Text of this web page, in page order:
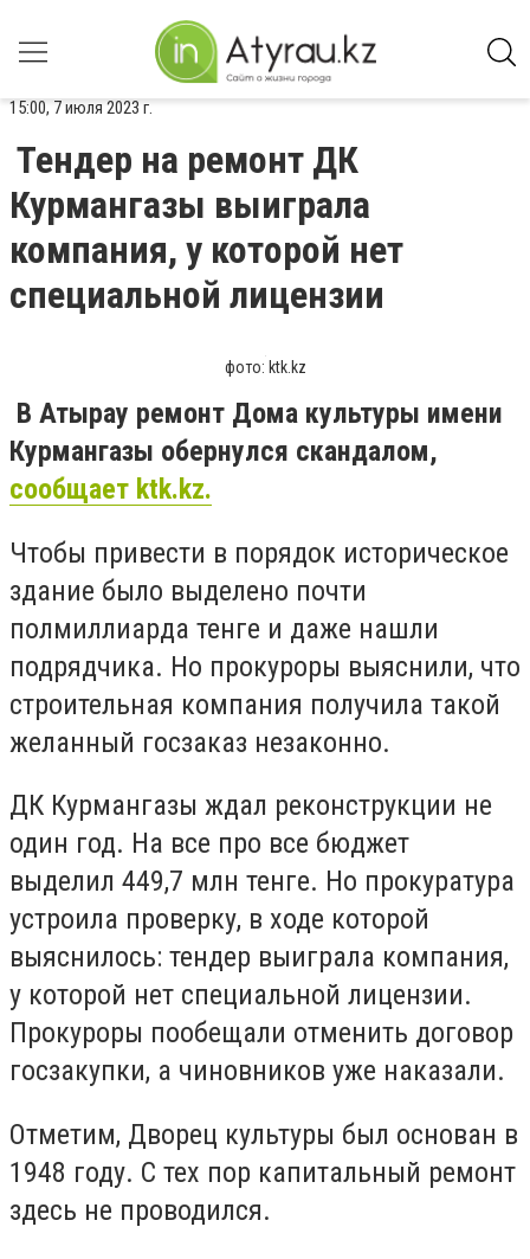
15:00, 7 июля 2023 г.
Тендер на ремонт ДК
Курмангазы выиграла
компания, у которой нет
специальной лицензии
фото: ktk.kz
В Атырау ремонт Дома культуры имени
Курмангазы обернулся скандалом,
сообщает ktk.kz.
Чтобы привести в порядок историческое
здание было выделено почти
полмиллиарда тенге и даже нашли
подрядчика. Но прокуроры выяснили, что
строительная компания получила такой
желанный госзаказ незаконно.
ДК Курмангазы ждал реконструкции не
один год. На все про все бюджет
выделил 449,7 млн тенге. Но прокуратура
устроила проверку, в ходе которой
выяснилось: тендер выиграла компания,
у которой нет специальной лицензии.
Прокуроры пообещали отменить договор
госзакупки, а чиновников уже наказали.
Отметим, Дворец культуры был основан в
1948 году. С тех пор капитальный ремонт
здесь не проводился.